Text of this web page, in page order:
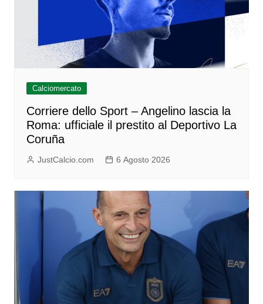
Calciomercato
Corriere dello Sport – Angelino lascia la
Roma: ufficiale il prestito al Deportivo La
Coruña
JustCalcio.com 6 Agosto 2026